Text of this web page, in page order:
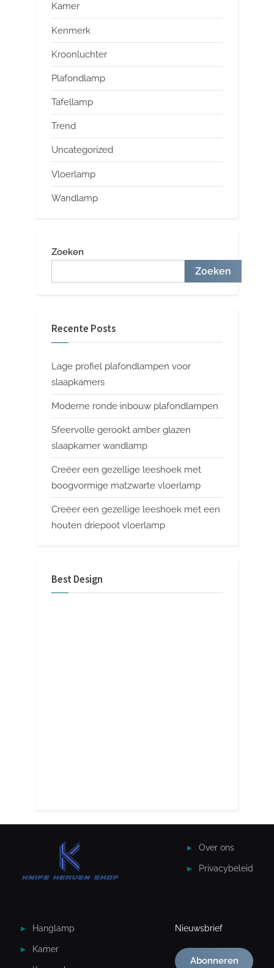
Kamer
Kenmerk
Kroonluchter
Plafondlamp
Tafellamp
Trend
Uncategorized
Vloerlamp
Wandlamp
Zoeken
Zoeken
Recente Posts
Lage profiel plafondlampen voor
slaapkamers
Moderne ronde inbouw plafondlampen
Sfeervolle gerookt amber glazen
slaapkamer wandlamp
Creëer een gezellige leeshoek met
boogvormige matzwarte vloerlamp
Creëer een gezellige leeshoek met een
houten driepoot vloerlamp
Best Design
Over ons
Privacybeleid
Hanglamp
Kamer
Nieuwsbrief
Abonneren